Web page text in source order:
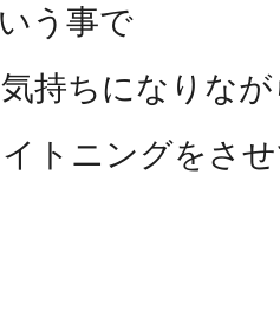
う事で
持ちになりな
トニングをさ